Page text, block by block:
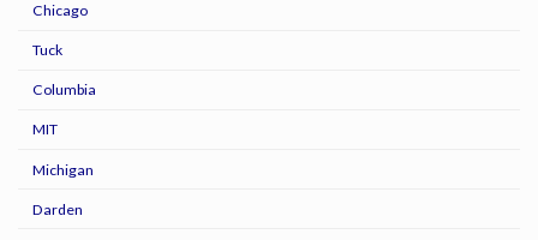
Chicago
Tuck
Columbia
MIT
Michigan
Darden